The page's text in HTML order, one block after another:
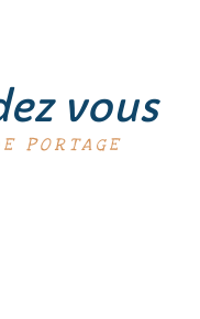
vous
PORTAGE